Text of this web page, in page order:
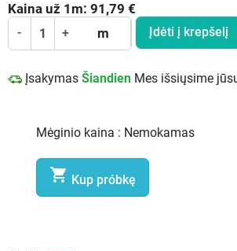
Kaina už 1 m: 91,79 €
- + m Įdėti į krepšelį
Įsakymas Šiandien Mes išsiųsime
Mėginio kaina : Nemokamas
 Kup próbkę